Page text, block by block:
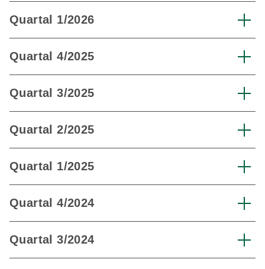
Quartal 1/2026
Quartal 4/2025
Quartal 3/2025
Quartal 2/2025
Quartal 1/2025
Quartal 4/2024
Quartal 3/2024